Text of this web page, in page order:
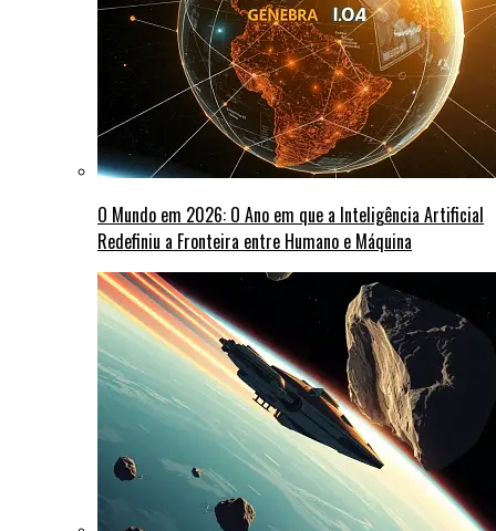
O Mundo em 2026: O Ano em que a Inteligência Artificial
Redefiniu a Fronteira entre Humano e Máquina